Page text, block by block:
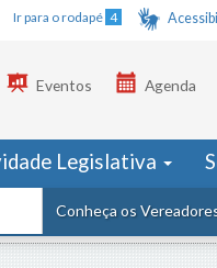
Ir para o rodapé 4
Eventos Agenda
Conheça os
Legislativa